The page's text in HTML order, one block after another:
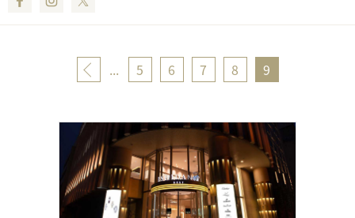
« ... 5 6 7 8 9